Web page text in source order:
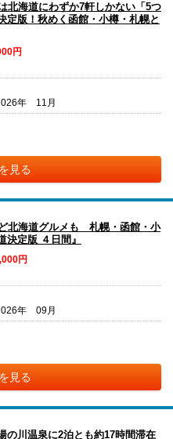
北海道にわずか7軒しかない「5つ
版！秋めく函館・小樽・札幌と
円
年 11月
見る
北海道グルメも 札幌・函館・小
定版 ４日間』
円
年 09月
見る
の川温泉に2泊とも約17時間滞在